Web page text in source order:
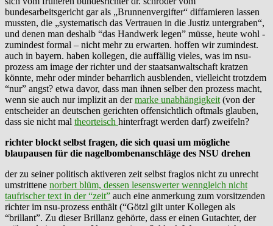
bundesarbeitsgericht gar als „Brunnenvergifter“ diffamieren lassen
mussten, die „systematisch das Vertrauen in die Justiz untergraben“,
und denen man deshalb “das Handwerk legen” müsse, heute wohl -
zumindest formal – nicht mehr zu erwarten. hoffen wir zumindest.
auch in bayern. haben kollegen, die auffällig vieles, was im nsu-
prozess am image der richter und der staatsanwaltschaft kratzen
könnte, mehr oder minder beharrlich ausblenden, vielleicht trotzdem
“nur” angst? etwa davor, dass man ihnen selber den prozess macht,
wenn sie auch nur implizit an dermarke unabhängigkeit (von der
entscheider an deutschen gerichten offensichtlich oftmals glauben,
dass sie nicht mal theorteisch hinterfragt werden darf) zweifeln?
richter blockt selbst fragen, die sich quasi um mögliche
blaupausen für die nagelbombenanschläge des NSU drehen
der zu seiner politisch aktiveren zeit selbst fraglos nicht zu unrecht
umstrittene norbert blüm, dessen lesenswerter wenngleich nicht
taufrischer text in der “zeit” auch eine anmerkung zum vorsitzenden
richter im nsu-prozess enthält (“Götzl gilt unter Kollegen als
“brillant”. Zu dieser Brillanz gehörte, dass er einen Gutachter, der